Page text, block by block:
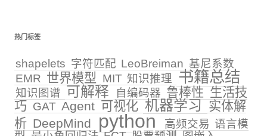
热门标签
shapelets 字符匹配 LeoBreiman 基尼系数
EMR 世界模型 MIT 知识推理 书籍总结
知识图谱 可解释 自编码器 鲁棒性 生活技
巧 GAT Agent 可视化 机器学习
实体解
析 DeepMind python 高频交易 语言模